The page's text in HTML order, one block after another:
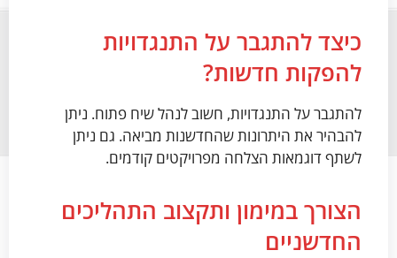
כיצד להתגבר על התנגדויות
להפקות חדשות?
להתגבר על התנגדויות, חשוב לנהל שיח פתוח. ניתן
להבהיר את היתרונות שהחדשנות מביאה. גם ניתן
לשתף דוגמאות הצלחה מפרויקטים קודמים.
הצורך במימון ותקצוב התהליכים
החדשניים